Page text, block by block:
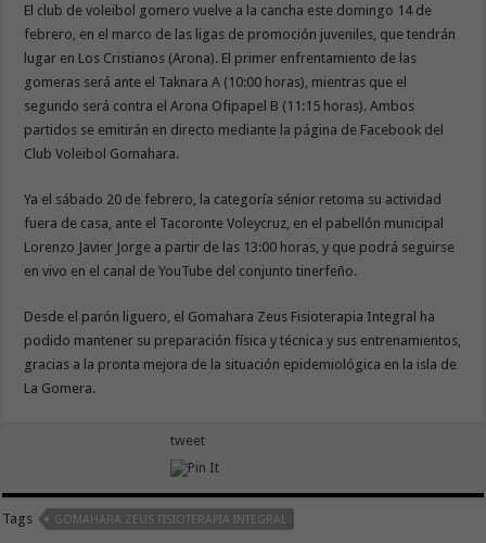
El club de voleibol gomero vuelve a la cancha este domingo 14 de
febrero, en el marco de las ligas de promoción juveniles, que tendrán
lugar en Los Cristianos (Arona). El primer enfrentamiento de las
gomeras será ante el Taknara A (10:00 horas), mientras que el
segundo será contra el Arona Ofipapel B (11:15 horas). Ambos
partidos se emitirán en directo mediante la página de Facebook del
Club Voleibol Gomahara.
Ya el sábado 20 de febrero, la categoría sénior retoma su actividad
fuera de casa, ante el Tacoronte Voleycruz, en el pabellón municipal
Lorenzo Javier Jorge a partir de las 13:00 horas, y que podrá seguirse
en vivo en el canal de YouTube del conjunto tinerfeño.
Desde el parón liguero, el Gomahara Zeus Fisioterapia Integral ha
podido mantener su preparación física y técnica y sus entrenamientos,
gracias a la pronta mejora de la situación epidemiológica en la isla de
La Gomera.
tweet
Tags GOMAHARA ZEUS FISIOTERAPIA INTEGRAL